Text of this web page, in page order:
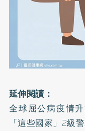
延伸閱讀：
全球屈公病疫情
「這些國家」2級